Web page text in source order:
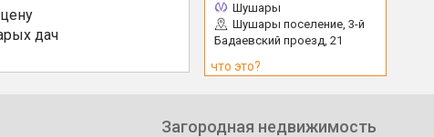
дач
Шушары
Шушары поселение, 3-й
Бадаевский проезд, 21
что это?
Загородная недвижимость